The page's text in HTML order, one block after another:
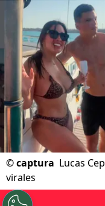
©captura Lucas
virales
Por Felipe Pavez